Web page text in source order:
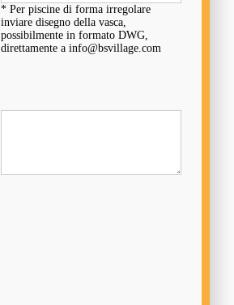
* Per piscine di forma irregolare
inviare disegno della vasca,
possibilmente in formato DWG,
direttamente a info@bsvillage.com